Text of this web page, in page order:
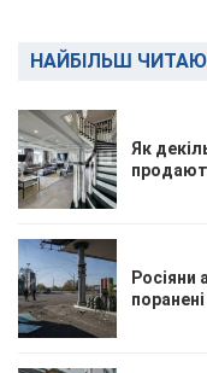
НАЙБІЛЬШ
Як
Росіяни
поранені